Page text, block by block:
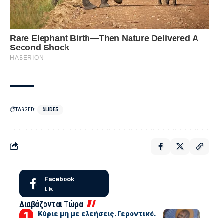
TAGGED: SLIDE5
Facebook
Like
Διαβάζονται Τώρα
Kύριε μη με ελεήσεις. Γεροντικό.